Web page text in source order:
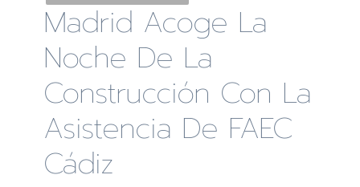
Madrid Acoge La
Noche De La
Construcción Con La
Asistencia De FAEC
Cádiz